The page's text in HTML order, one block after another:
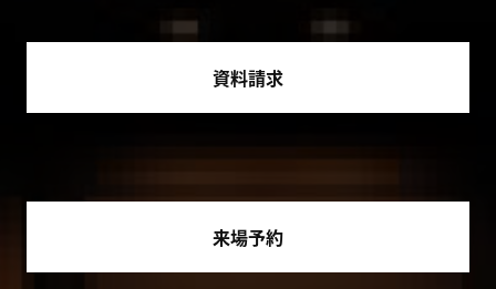
資料請求
来場予約